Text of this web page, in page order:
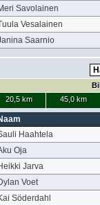
Savolainen
Vesalainen
Saarnio
20,5 km
45,0 km
Haahtela
Oja
Jarva
Voet
Söderdahl